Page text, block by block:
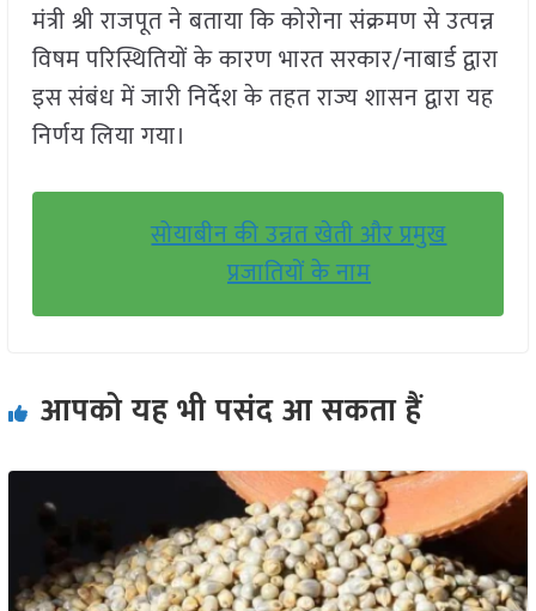
मंत्री श्री राजपूत ने बताया कि कोरोना संक्रमण से उत्पन्न
विषम परिस्थितियों के कारण भारत सरकार/नाबार्ड द्वारा
इस संबंध में जारी निर्देश के तहत राज्य शासन द्वारा यह
निर्णय लिया गया।
सोयाबीन की उन्नत खेती और प्रमुख
प्रजातियों के नाम
आपको यह भी पसंद आ सकता हैं